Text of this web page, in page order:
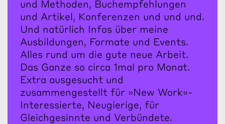
und Methoden, Buchempfehlungen
und Artikel, Konferenzen und und und.
Und natürlich Infos über meine
Ausbildungen, Formate und Events.
Alles rund um die gute neue Arbeit.
Das Ganze so circa 1mal pro Monat.
Extra ausgesucht und
zusammengestellt für »New Work«-
Interessierte, Neugierige, für
Gleichgesinnte und Verbündete.